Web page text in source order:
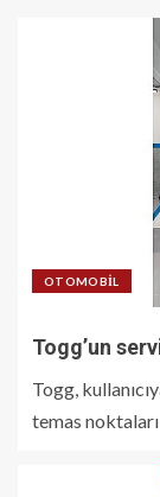
OTOMOBIL
Togg’un
Togg,
temas noktaları